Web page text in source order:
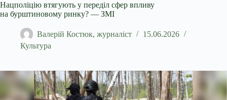
Нацполіцію втягують у переділ сфер впливу
на бурштиновому ринку? — ЗМІ
Валерій Костюк, журналіст
15.06.2026
Культура